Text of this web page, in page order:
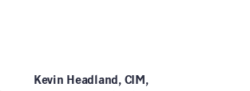
Kevin Headland, CIM,